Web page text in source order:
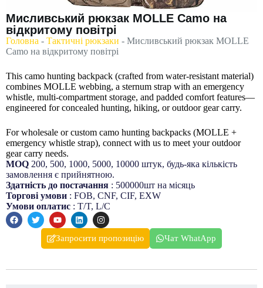
Мисливський рюкзак MOLLE Camo на
відкритому повітрі
Головна - Тактичні рюкзаки - Мисливський рюкзак MOLLE
Camo на відкритому повітрі
This camo hunting backpack (crafted from water-resistant material)
combines MOLLE webbing, a sternum strap with an emergency
whistle, multi-compartment storage, and padded comfort features—
engineered for concealed hunting, hiking, or outdoor gear carry.
For wholesale or custom camo hunting backpacks (MOLLE +
emergency whistle strap), connect with us to meet your outdoor
gear carry needs.
MOQ 200, 500, 1000, 5000, 10000 штук, будь-яка кількість
замовлення є прийнятною.
Здатність до постачання : 500000шт на місяць
Торгові умови : FOB, CNF, CIF, EXW
Умови оплатис : T/T, L/C
Запросити пропозицію Чат WhatApp